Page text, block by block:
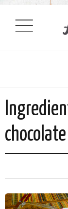
chocolate